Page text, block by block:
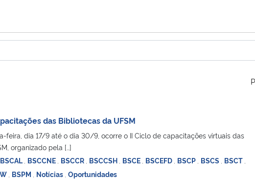
das Bibliotecas da UFSM
feira, dia 17/9 até o dia 30/9, ocorre o II Ciclo de capacitações virtuais das
organizado pela […]
BSCAL BSCCNE BSCCR BSCCSH BSCE BSCEFD BSCP BSCS BSCT
BSPM Notícias Oportunidades